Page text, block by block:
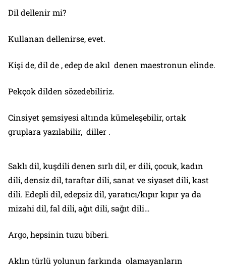
Dil dellenir mi?
Kullanan dellenirse, evet.
Kişi de, dil de , edep de akıl denen maestronun elinde.
Pekçok dilden sözedebiliriz.
Cinsiyet şemsiyesi altında kümeleşebilir, ortak
gruplara yazılabilir, diller .
Saklı dil, kuşdili denen sırlı dil, er dili, çocuk, kadın
dili, densiz dil, taraftar dili, sanat ve siyaset dili, kast
dili. Edepli dil, edepsiz dil, yaratıcı/kıpır kıpır ya da
mizahi dil, fal dili, ağıt dili, sağıt dili…
Argo, hepsinin tuzu biberi.
Aklın türlü yolunun farkında olamayanların